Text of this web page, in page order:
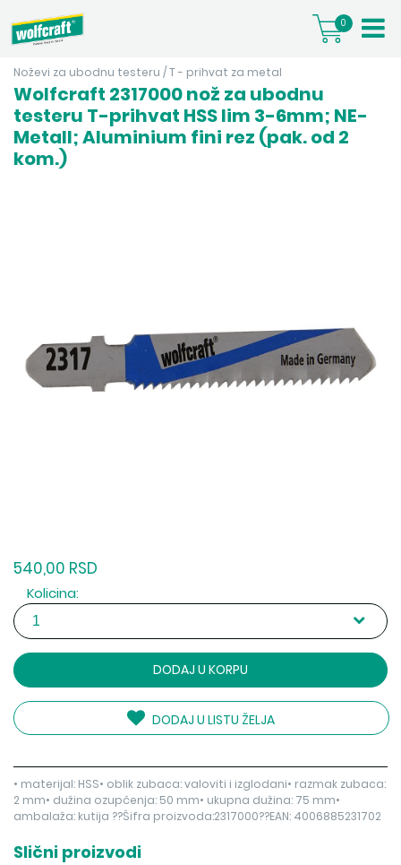
0
Noževi za ubodnu testeru /T - prihvat za metal
Wolfcraft 2317000 nož za ubodnu
testeru T-prihvat HSS lim 3-6mm; NE-
Metall; Aluminium fini rez (pak. od 2
kom.)
540,00 RSD
Kolicina:
DODAJ U KORPU
DODAJ U LISTU ŽELJA
• materijal: HSS• oblik zubaca: valoviti i izglodani• razmak zubaca:
2 mm• dužina ozupčenja: 50 mm• ukupna dužina: 75 mm•
ambalaža: kutija ??Šifra proizvoda:2317000??EAN: 4006885231702
Slični proizvodi